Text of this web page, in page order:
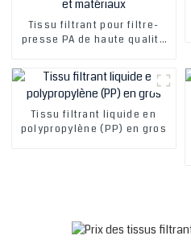
Tissu filtrant pour filtre-
presse PA de haute qualité
spécifications et matériaux
Tissu filtrant liquide en
polypropylène (PP) en gros